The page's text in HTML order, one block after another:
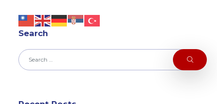
Search